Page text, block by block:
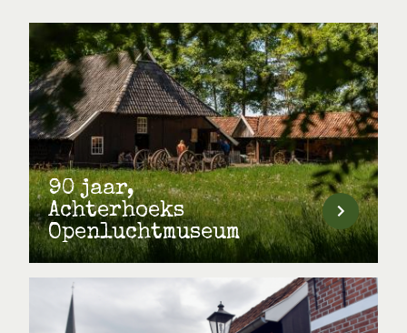
90 jaar,
Achterhoeks
Openluchtmuseum